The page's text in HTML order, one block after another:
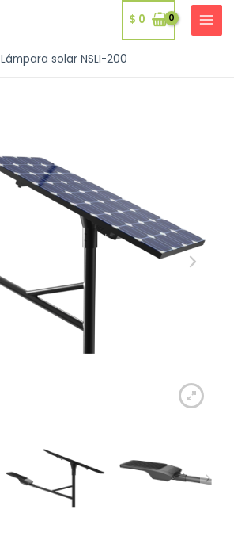
$ 0
MAIN
Lámpara solar NSLI-200